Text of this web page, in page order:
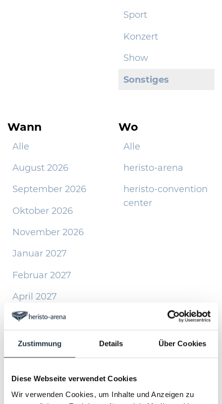
Zustimmung Details Über Cookies
Diese Webseite verwendet Cookies
Wir verwenden Cookies, um Inhalte und Anzeigen zu
Sport
Konzert
Show
Sonstiges
Wann
Alle
August 2026
September 2026
Oktober 2026
November 2026
Januar 2027
Februar 2027
April 2027
Juni 2027
Oktober 2027
November 2027
Wo
Alle
heristo-arena
heristo-convention
center